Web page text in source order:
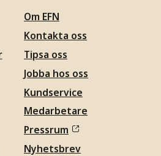
Om EFN
Kontakta oss
Tipsa oss
Jobba hos oss
Kundservice
Medarbetare
Pressrum
Nyhetsbrev